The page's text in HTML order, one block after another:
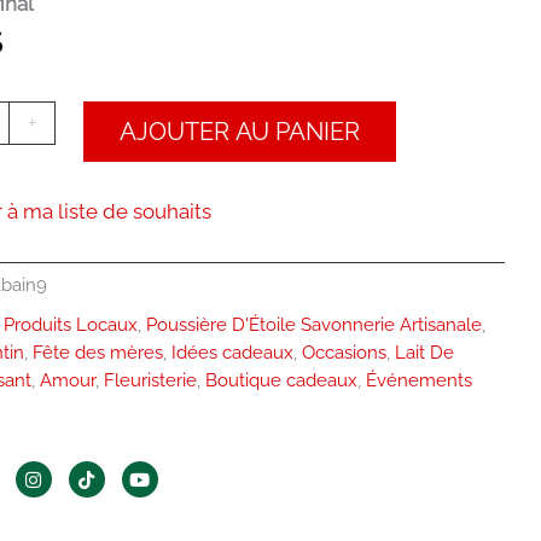
+ AJOUTER AU PANIER
à ma liste de souhaits
Produits Locaux, Poussière D'Étoile Savonnerie Artisanale,
, Fête des mères, Idées cadeaux, Occasions, Lait De
, Amour, Fleuristerie, Boutique cadeaux, Événements
I
n
T
i
Y
o